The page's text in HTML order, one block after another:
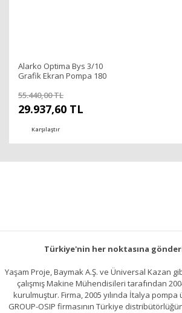
Alarko Optima Bys 3/10
Grafik Ekran Pompa 180
55.440,00 TL
29.937,60 TL
Karşılaştır
Türkiye'nin her noktasına
Yaşam Proje, Baymak A.Ş. ve Üniversal Kazan
çalışmış Makine Mühendisileri tarafından
kurulmuştur. Firma, 2005 yılında İtalya pompa
GROUP-OSIP firmasının Türkiye